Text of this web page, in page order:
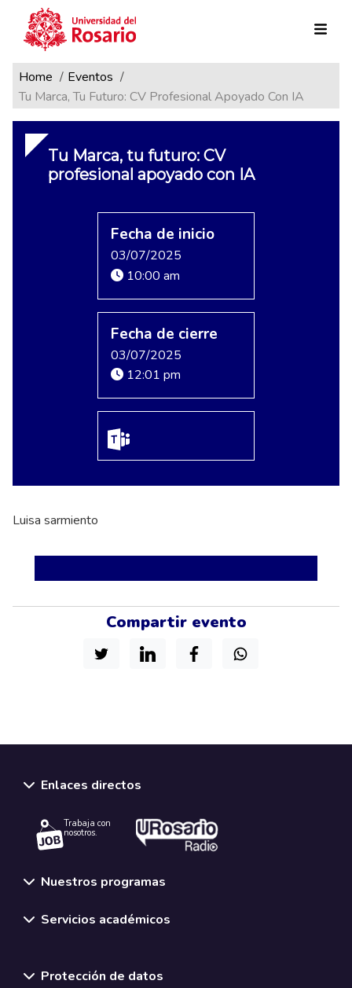
Pasar al contenido principal
Compartir evento
Ruta de navegación
Home
Eventos
Tu Marca, Tu Futuro: CV Profesional Apoyado Con IA
Tu Marca, tu futuro: CV
profesional apoyado con IA
Fecha de inicio
03/07/2025
10:00 am
Fecha de cierre
03/07/2025
12:01 pm
Luisa sarmiento
Enlaces directos
Trabaja con
nosotros.
Nuestros programas
Servicios académicos
Protección de datos